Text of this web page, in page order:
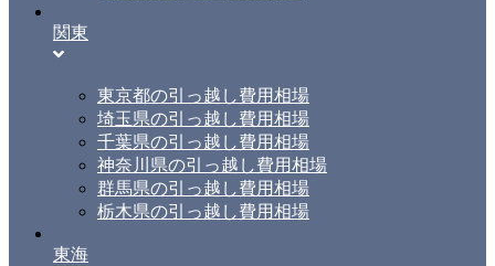
関東
東京都の引っ越し費用相場
埼玉県の引っ越し費用相場
千葉県の引っ越し費用相場
神奈川県の引っ越し費用相場
群馬県の引っ越し費用相場
栃木県の引っ越し費用相場
東海